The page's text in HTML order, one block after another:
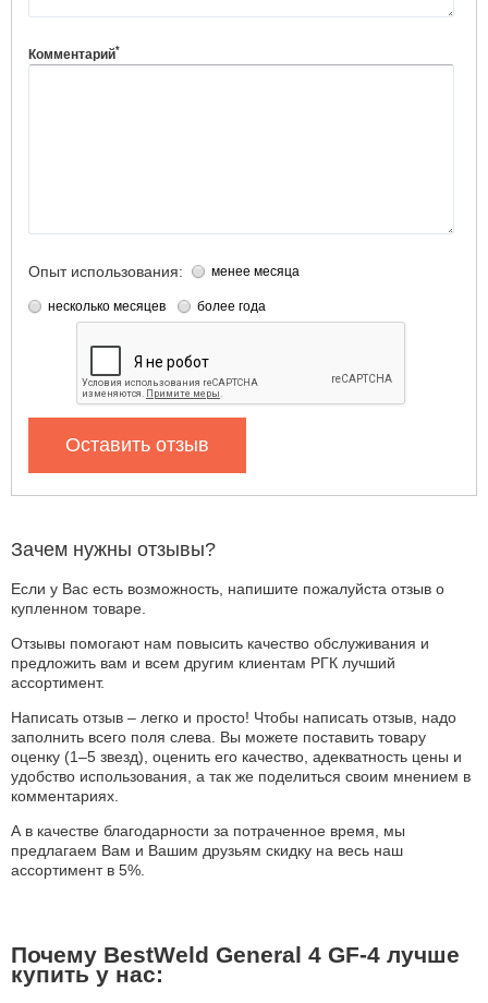
Комментарий*
Опыт использования: менее месяца
несколько месяцев более года
Оставить отзыв
Зачем нужны отзывы?
Если у Вас есть возможность, напишите пожалуйста отзыв о
купленном товаре.
Отзывы помогают нам повысить качество обслуживания и
предложить вам и всем другим клиентам РГК лучший
ассортимент.
Написать отзыв – легко и просто! Чтобы написать отзыв, надо
заполнить всего поля слева. Вы можете поставить товару
оценку (1–5 звезд), оценить его качество, адекватность цены и
удобство использования, а так же поделиться своим мнением в
комментариях.
А в качестве благодарности за потраченное время, мы
предлагаем Вам и Вашим друзьям скидку на весь наш
ассортимент в 5%.
Почему BestWeld General 4 GF-4 лучше
купить у нас: